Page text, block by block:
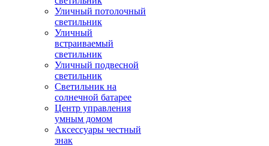
Уличный потолочный
светильник
Уличный
встраиваемый
светильник
Уличный подвесной
светильник
Светильник на
солнечной батарее
Центр управления
умным домом
Аксессуары честный
знак